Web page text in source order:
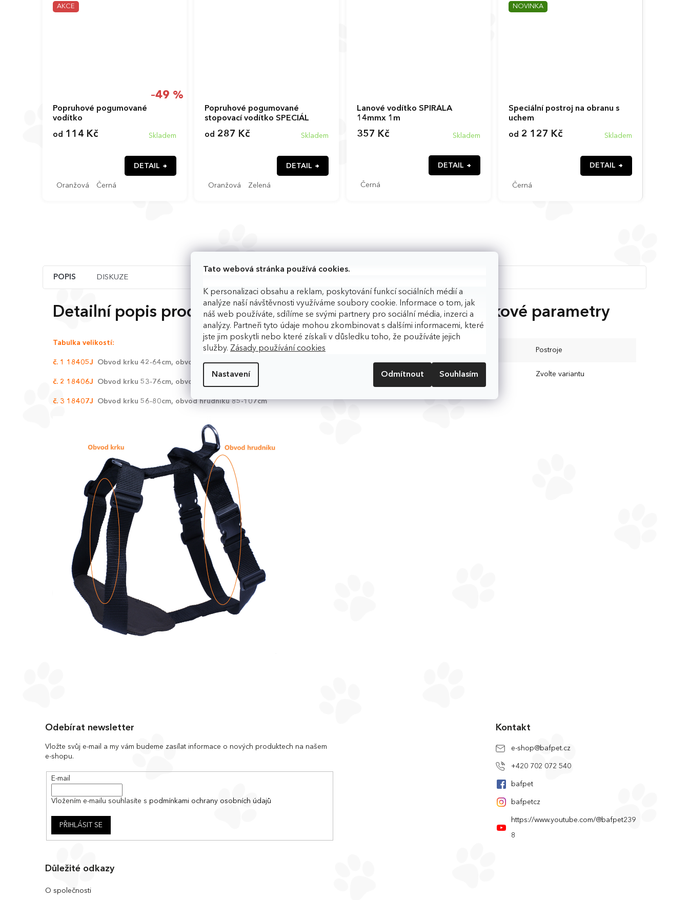
Tato webová stránka používá cookies.
K personalizaci obsahu a reklam, poskytování funkcí sociálních médií a
analýze naší návštěvnosti využíváme soubory cookie. Informace o tom, jak
náš web používáte, sdílíme se svými partnery pro sociální média, inzerci a
analýzy. Partneři tyto údaje mohou zkombinovat s dalšími informacemi, které
jste jim poskytli nebo které získali v důsledku toho, že používáte jejich
služby. Zásady používání cookies
Nastavení Odmítnout Souhlasím
AKCE
–49 %
Popruhové pogumované
vodítko
Skladem
od 114 Kč
DETAIL
Oranžová Černá
Popruhové pogumované
stopovací vodítko SPECIÁL
Skladem
od 287 Kč
DETAIL
Oranžová Zelená
Lanové vodítko SPIRÁLA
14mmx 1m
Skladem
357 Kč
DETAIL
Černá
NOVINKA
Speciální postroj na obranu s
uchem
Skladem
od 2 127 Kč
DETAIL
Černá
POPIS DISKUZE
Detailní popis produktu
Tabulka velikostí:
č. 1 18405J Obvod krku 42-64cm, obvod hrudníku 58-74cm
č. 2 18406J Obvod krku 53-76cm, obvod hrudníku 75-93cm
č. 3 18407J Obvod krku 56-80cm, obvod hrudníku 85-107cm
Doplňkové parametry
Postroje
EAN: Zvolte variantu
Odebírat newsletter
Vložte svůj e-mail a my vám budeme zasílat informace o nových produktech na našem
e-shopu.
E-mail
Vložením e-mailu souhlasíte s podmínkami ochrany osobních údajů
PŘIHLÁSIT SE
Kontakt
e-shop@bafpet.cz
+420 702 072 540
bafpet
bafpetcz
https://www.youtube.com/@bafpet239
8
Důležité odkazy
O společnosti